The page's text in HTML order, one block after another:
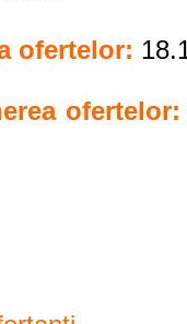
ofertelor:
ofertelor: